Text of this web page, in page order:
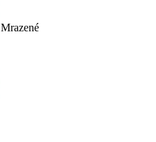
Mrazené